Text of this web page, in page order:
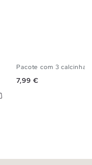
Pacote com 3 calcinhas
Preço
7,99 €